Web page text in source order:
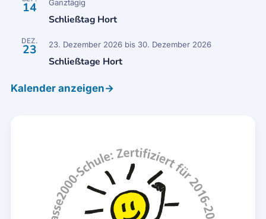
14 Ganztägig
Schließtag Hort
DEZ.
23 23. Dezember 2026bis 30. Dezember 2026
Schließtage Hort
Kalender anzeigen